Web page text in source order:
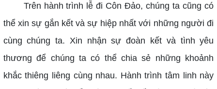
Trên hành trình lễ đi Côn Đảo, chúng ta cũng có
thể xin sự gắn kết và sự hiệp nhất với những người đi
cùng chúng ta. Xin nhận sự đoàn kết và tình yêu
thương để chúng ta có thể chia sẻ những khoảnh
khắc thiêng liêng cùng nhau. Hành trình tâm linh này